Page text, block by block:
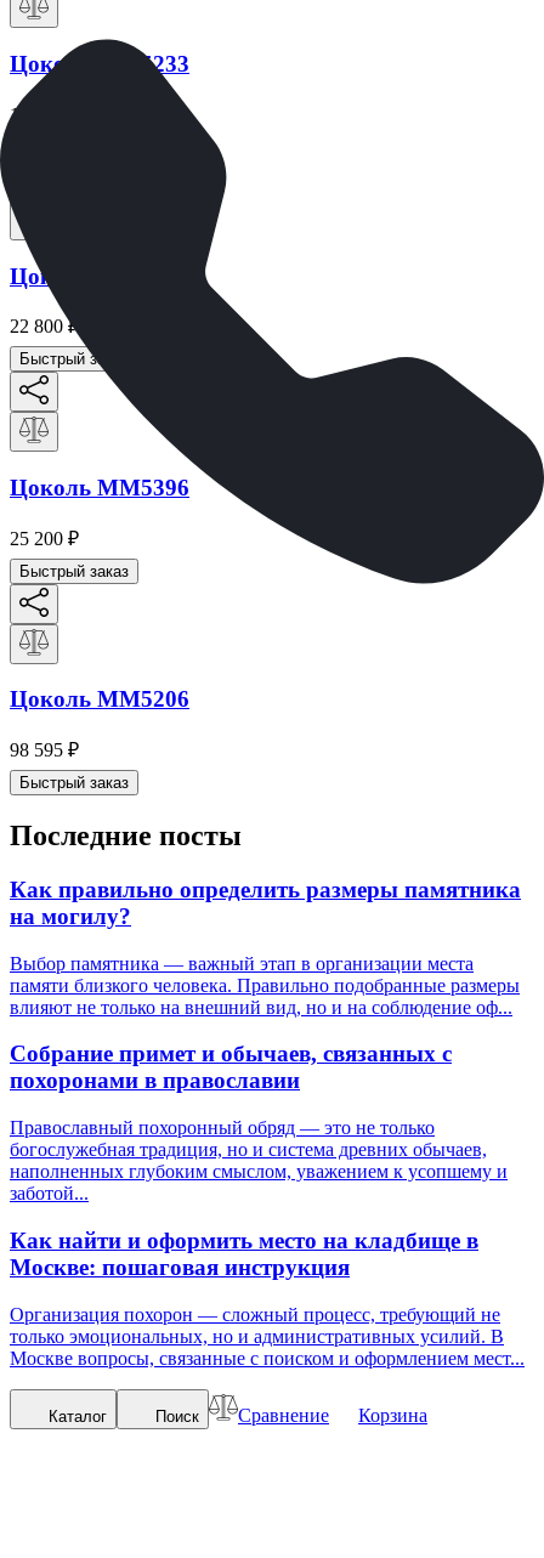
Цоколь ММ5233
103 208
Цоколь ММ5395
22 800₽
Быстрый заказ
Цоколь ММ5396
25 200 ₽
Быстрый заказ
Цоколь ММ5206
98 595 ₽
Быстрый заказ
Последние посты
Как правильно определить размеры памятника
на могилу?
Выбор памятника — важный этап в организации места
памяти близкого человека. Правильно подобранные размеры
влияют не только на внешний вид, но и на соблюдение оф...
Собрание примет и обычаев, связанных с
похоронами в православии
Православный похоронный обряд — это не только
богослужебная традиция, но и система древних обычаев,
наполненных глубоким смыслом, уважением к усопшему и
заботой...
Как найти и оформить место на кладбище в
Москве: пошаговая инструкция
Организация похорон — сложный процесс, требующий не
только эмоциональных, но и административных усилий. В
Москве вопросы, связанные с поиском и оформлением мест...
Каталог Поиск Сравнение Корзина